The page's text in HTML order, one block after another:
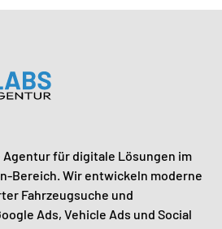
Agentur für digitale Lösungen im
Bereich. Wir entwickeln moderne
Fahrzeugsuche und
Ads, Vehicle Ads und Social